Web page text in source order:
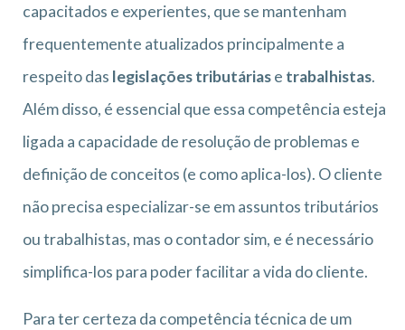
capacitados e experientes, que se mantenham
frequentemente atualizados principalmente a
respeito das legislações tributáriase trabalhistas.
Além disso, é essencial que essa competência esteja
ligada a capacidade de resolução de problemas e
definição de conceitos (e como aplica-los). O cliente
não precisa especializar-se em assuntos tributários
ou trabalhistas, mas o contador sim, e é necessário
simplifica-los para poder facilitar a vida do cliente.
Para ter certeza da competência técnica de um